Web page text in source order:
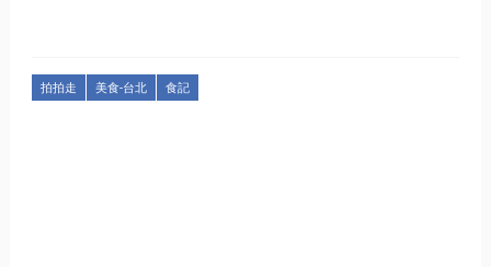
拍拍走 美食-台北 食記